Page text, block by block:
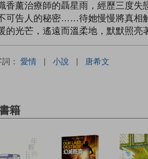
香薰治療師的聶星雨，經歷三度
可告人的秘密……待她慢慢將真相
的光芒，遙遠而溫柔地，默默照亮
： 愛情 | 小說 | 唐希文
籍